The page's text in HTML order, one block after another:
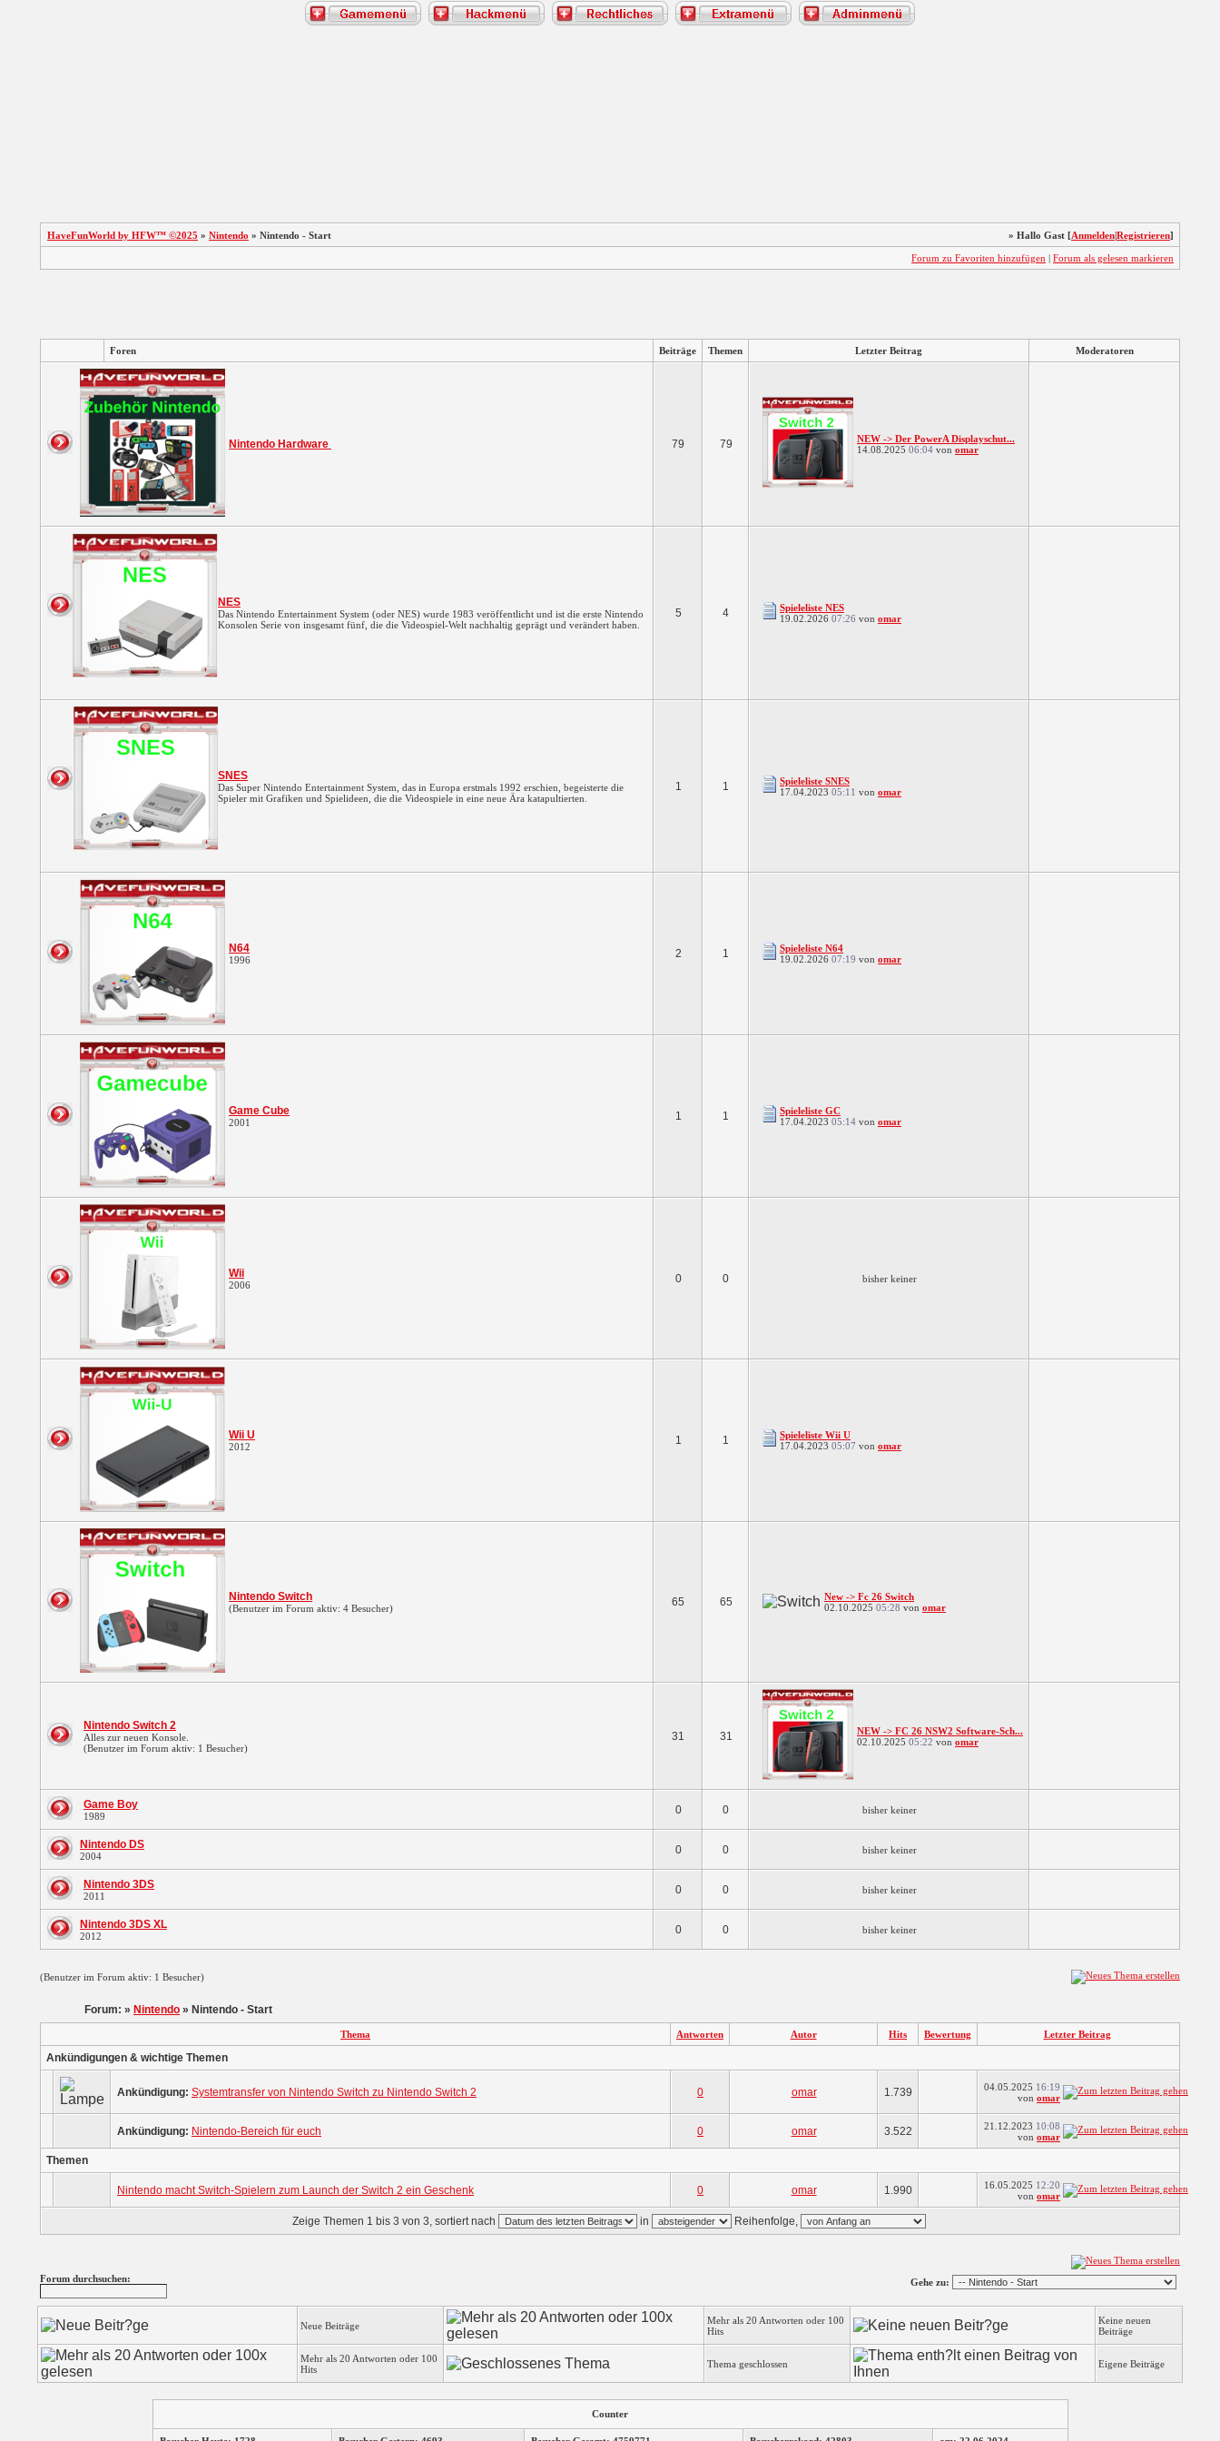
HaveFunWorld by HFW™ ©2025 » Nintendo » Nintendo - Start » Hallo Gast [Anmelden|Registrieren]
Forum zu Favoriten hinzufügen | Forum als gelesen markieren
Foren Beiträge Themen Letzter Beitrag Moderatoren
Nintendo Hardware 79 79
NEW -> Der PowerA Displayschut...
14.08.2025 06:04 von omar
NES
Das Nintendo Entertainment System (oder NES) wurde 1983 veröffentlicht und ist die erste Nintendo
Konsolen Serie von insgesamt fünf, die die Videospiel-Welt nachhaltig geprägt und verändert haben.
5 4
Spieleliste NES
19.02.2026 07:26 von omar
SNES
Das Super Nintendo Entertainment System, das in Europa erstmals 1992 erschien, begeisterte die
Spieler mit Grafiken und Spielideen, die die Videospiele in eine neue Ära katapultierten.
1 1
Spieleliste SNES
17.04.2023 05:11 von omar
N64
1996 2 1
Spieleliste N64
19.02.2026 07:19 von omar
Game Cube
2001 1 1
Spieleliste GC
17.04.2023 05:14 von omar
Wii
2006 0 0 bisher keiner
Wii U
2012 1 1
Spieleliste Wii U
17.04.2023 05:07 von omar
Nintendo Switch
(Benutzer im Forum aktiv: 4 Besucher) 65 65
New -> Fc 26 Switch
02.10.2025 05:28 von omar
Nintendo Switch 2
Alles zur neuen Konsole.
(Benutzer im Forum aktiv: 1 Besucher)
31 31
NEW -> FC 26 NSW2 Software-Sch...
02.10.2025 05:22 von omar
Game Boy
1989 0 0 bisher keiner
Nintendo DS
2004 0 0 bisher keiner
Nintendo 3DS
2011 0 0 bisher keiner
Nintendo 3DS XL
2012 0 0 bisher keiner
(Benutzer im Forum aktiv: 1 Besucher)
Forum: » Nintendo » Nintendo - Start
Thema Antworten Autor Hits Bewertung Letzter Beitrag
Ankündigungen & wichtige Themen
Ankündigung: Systemtransfer von Nintendo Switch zu Nintendo Switch 2 0 omar 1.739 04.05.2025 16:19
von omar
Ankündigung: Nintendo-Bereich für euch 0 omar 3.522 21.12.2023 10:08
von omar
Themen
Nintendo macht Switch-Spielern zum Launch der Switch 2 ein Geschenk 0 omar 1.990 16.05.2025 12:20
von omar
Zeige Themen 1 bis 3 von 3, sortiert nach in Reihenfolge,
Forum durchsuchen: Gehe zu:
Neue Beiträge
Mehr als 20 Antworten oder 100
Hits
Keine neuen
Beiträge
Mehr als 20 Antworten oder 100
Hits
Thema geschlossen Eigene Beiträge
Counter